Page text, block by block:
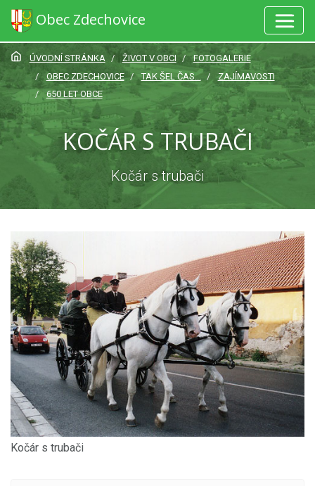
Obec Zdechovice
ÚVODNÍ STRÁNKA ŽIVOT V OBCI
FOTOGALERIE
OBEC ZDECHOVICE
TAK ŠEL ČAS...
ZAJÍMAVOSTI
650 LET OBCE
KOČÁR S TRUBAČI
Kočár s trubači
Kočár s trubači